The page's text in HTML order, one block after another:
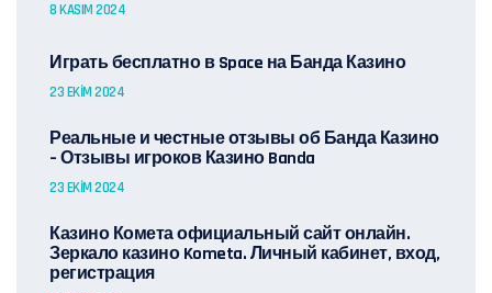
8 KASIM 2024
Играть бесплатно в Space на Банда Казино
23 EKIM 2024
Реальные и честные отзывы об Банда Казино
– Отзывы игроков Казино Banda
23 EKIM 2024
Казино Комета официальный сайт онлайн.
Зеркало казино Kometa. Личный кабинет, вход,
регистрация